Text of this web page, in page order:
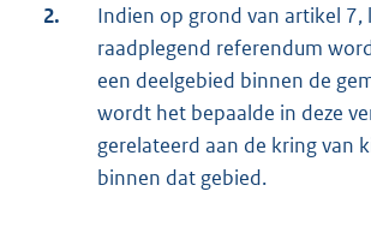
2.
Indien op grond van artikel 7,
raadplegend referendum
een deelgebied binnen de
wordt het bepaalde in deze
gerelateerd aan de kring van
binnen dat gebied.